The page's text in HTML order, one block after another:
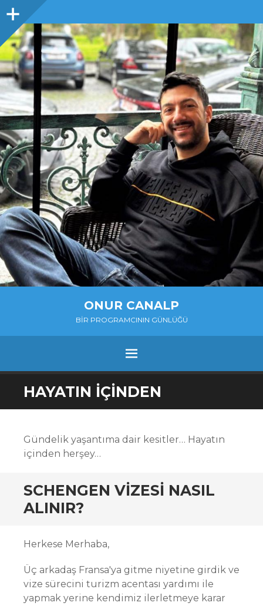
Sidebar
ONUR CANALP
BIR PROGRAMCININ GÜNLÜĞÜ
MENU
SKIP
TO
HAYATIN İÇINDEN
Gündelik yaşantıma dair kesitler… Hayatın
içinden herşey…
SCHENGEN VIZESI NASIL
ALINIR?
Herkese Merhaba,
Üç arkadaş Fransa'ya gitme niyetine girdik ve
vize sürecini turizm acentası yardımı ile
yapmak yerine kendimiz ilerletmeye karar